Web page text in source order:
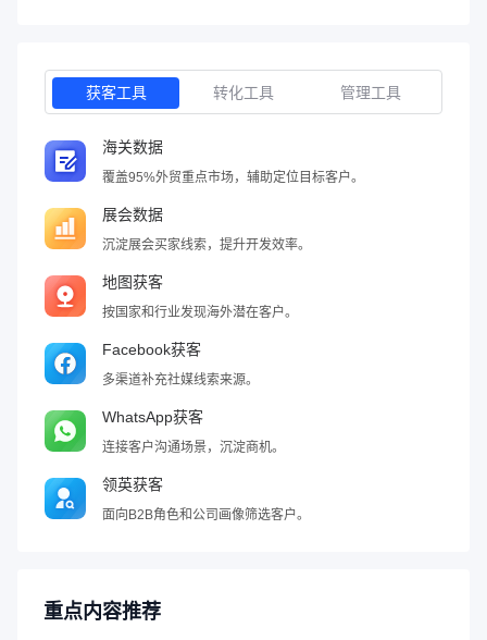
获客工具 转化工具 管理工具
海关数据
覆盖95%外贸重点市场，辅助定位目标客户。
展会数据
沉淀展会买家线索，提升开发效率。
地图获客
按国家和行业发现海外潜在客户。
Facebook获客
多渠道补充社媒线索来源。
WhatsApp获客
连接客户沟通场景，沉淀商机。
领英获客
面向B2B角色和公司画像筛选客户。
重点内容推荐